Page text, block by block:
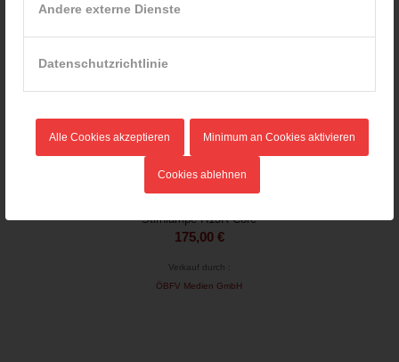
Andere externe Dienste
Datenschutzrichtlinie
Alle Cookies akzeptieren Minimum an Cookies aktivieren
Cookies ablehnen
Stirnlampe H15R Core
175,00 €
Verkauf durch :
ÖBFV Medien GmbH